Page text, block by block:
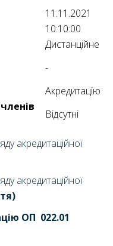
11.11.2021
10:10:00
Дистанційне
-
Акредитацію
Відсутні
акредитаційної
акредитаційної
ОП 022.01